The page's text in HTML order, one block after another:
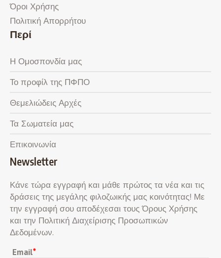
Όροι Χρήσης
Πολιτική Απορρήτου
Περί
Η Ομοσπονδία μας
Το προφίλ της ΠΦΠΟ
Θεμελιώδεις Αρχές
Τα Σωματεία μας
Επικοινωνία
Newsletter
Κάνε τώρα εγγραφή και μάθε πρώτος τα νέα και τις
δράσεις της μεγάλης φιλοζωικής μας κοινότητας! Με
την εγγραφή σου αποδέχεσαι τους Όρους Χρήσης
και την Πολιτική Διαχείρισης Προσωπικών
Δεδομένων.
Email*